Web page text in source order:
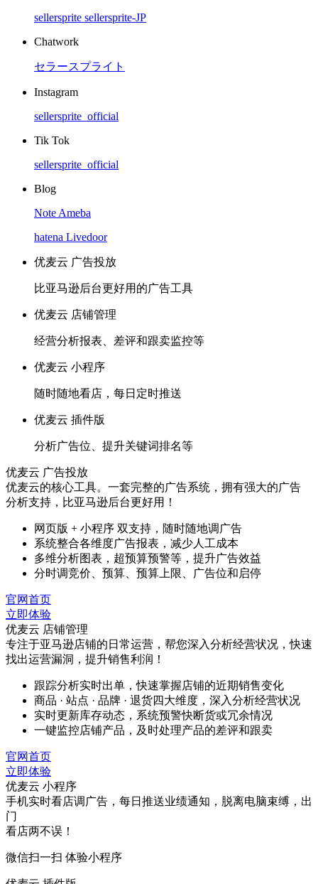
sellersprite sellersprite-JP
Chatwork
セラースプライト
Instagram
sellersprite_official
Tik Tok
sellersprite_official
Blog
Note Ameba
hatena Livedoor
优麦云 广告投放
比亚马逊后台更好用的广告工具
优麦云 店铺管理
经营分析报表、差评和跟卖监控等
优麦云 小程序
随时随地看店，每日定时推送
优麦云 插件版
分析广告位、提升关键词排名等
优麦云 广告投放
优麦云的核心工具。一套完整的广告系统，拥有强大的广告
分析支持，比亚马逊后台更好用！
网页版 + 小程序 双支持，随时随地调广告
系统整合各维度广告报表，减少人工成本
多维分析图表，超预算预警等，提升广告效益
分时调竞价、预算、预算上限、广告位和启停
官网首页
立即体验
优麦云 店铺管理
专注于亚马逊店铺的日常运营，帮您深入分析经营状况，快速
找出运营漏洞，提升销售利润！
跟踪分析实时出单，快速掌握店铺的近期销售变化
商品 · 站点 · 品牌 · 退货四大维度，深入分析经营状况
实时更新库存动态，系统预警快断货或冗余情况
一键监控店铺产品，及时处理产品的差评和跟卖
官网首页
立即体验
优麦云 小程序
手机实时看店调广告，每日推送业绩通知，脱离电脑束缚，出
门
看店两不误！
微信扫一扫 体验小程序